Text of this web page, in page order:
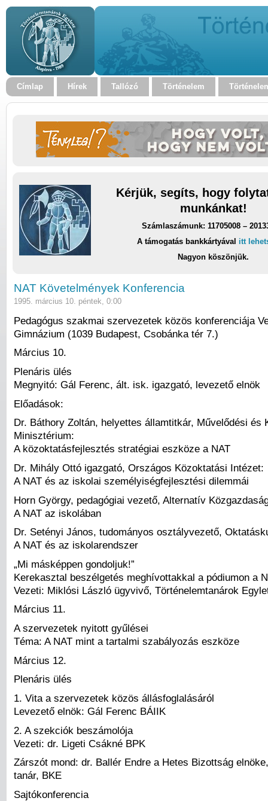
Címlap Hírek Tallózó Történelem
Kérjük, segíts, hogy
munkánkat!
Számlaszámunk: 11705008 –
A támogatás bankkártyával itt
Nagyon köszönjük.
NAT Követelmények Konferencia
1995. március 10. péntek, 0:00
Pedagógus szakmai szervezetek közös konferenciája
Gimnázium (1039 Budapest, Csobánka tér 7.)
Március 10.
Plenáris ülés
Megnyitó: Gál Ferenc, ált. isk. igazgató, levezető elnök
Előadások:
Dr. Báthory Zoltán, helyettes államtitkár, Művelődési és
Minisztérium:
A közoktatásfejlesztés stratégiai eszköze a NAT
Dr. Mihály Ottó igazgató, Országos Közoktatási Intézet:
A NAT és az iskolai személyiségfejlesztési dilemmái
Horn György, pedagógiai vezető, Alternatív
A NAT az iskolában
Dr. Setényi János, tudományos osztályvezető,
A NAT és az iskolarendszer
„Mi másképpen gondoljuk!”
Kerekasztal beszélgetés meghívottakkal a pódiumon a
Vezeti: Miklósi László ügyvivő, Történelemtanárok
Március 11.
A szervezetek nyitott gyűlései
Téma: A NAT mint a tartalmi szabályozás eszköze
Március 12.
Plenáris ülés
1. Vita a szervezetek közös állásfoglalásáról
Levezető elnök: Gál Ferenc BÁIIK
2. A szekciók beszámolója
Vezeti: dr. Ligeti Csákné BPK
Zárszót mond: dr. Ballér Endre a Hetes Bizottság
tanár, BKE
Sajtókonferencia